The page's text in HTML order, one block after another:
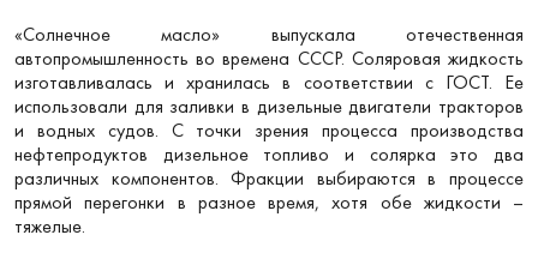
«Солнечное масло» выпускала отечественная
автопромышленность во времена СССР. Соляровая жидкость
изготавливалась и хранилась в соответствии с ГОСТ. Ее
использовали для заливки в дизельные двигатели тракторов
и водных судов. С точки зрения процесса производства
нефтепродуктов дизельное топливо и солярка это два
различных компонентов. Фракции выбираются в процессе
прямой перегонки в разное время, хотя обе жидкости –
тяжелые.